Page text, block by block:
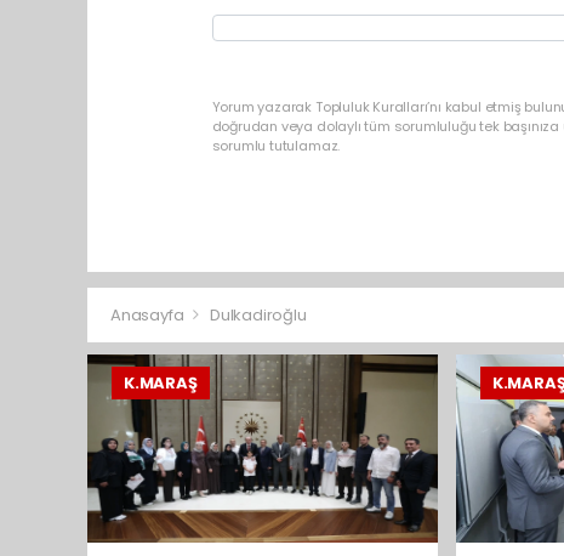
Yorum yazarak Topluluk Kuralları’nı kabul etmiş
doğrudan veya dolaylı tüm sorumluluğu tek
sorumlu tutulamaz.
Anasayfa Dulkadiroğlu
K.MARAŞ